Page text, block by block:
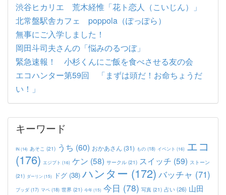
渋谷ヒカリエ 荒木経惟「花ト恋人（こいじん）」
北常盤駅舎カフェ poppola（ぽっぽら）
無事にご入学しました！
岡田斗司夫さんの「悩みのるつぼ」
緊急速報！ 小杉くんにご飯を食べさせる友の会
エコハンター第59回 「まずは頭だ！お命ちょうだ
い！」
キーワード
IN(14) あそこ (21) うち (60) おかあさん (31) もの (18) イベント (16) エコ
(176) エジプト (16) ケン (58) サークル (21) スイッチ (59) ストーン
(21) ダーリン(15) ドグ (38) ハンター (172) バッチャ (71)
ブッダ (17) マペ (18) 世界 (21) 今年(15) 今日 (78) 写真 (21) 占い(26) 山田